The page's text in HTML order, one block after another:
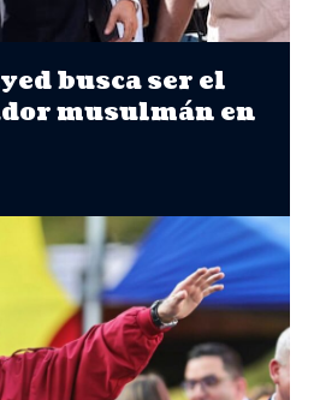
busca ser el
musulmán en